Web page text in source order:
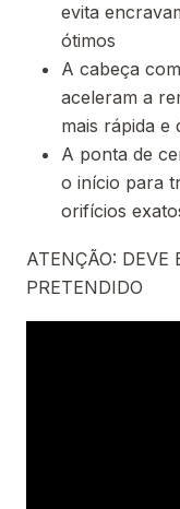
evita
ótimos
A cabeça
aceleram a
mais rápida e
A ponta de
o início para
orifícios
ATENÇÃO: DEVE
PRETENDIDO